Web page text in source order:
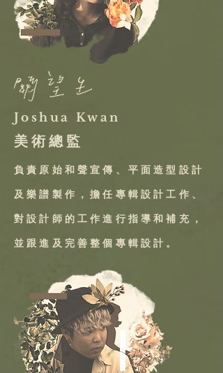
Joshua Kwan
美 術 總 監
負責原始和聲宣傳、平面造型設計
及樂譜製作，擔任專輯設計工作、
對設計師的工作進行指導和補充，
並跟進及完善整個專輯設計。